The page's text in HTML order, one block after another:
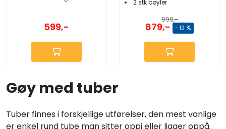
599,-
2 stk bøyler
999,-
879,- -12 %
Gøy med tuber
Tuber finnes i forskjellige utførelser, den mest vanlige
er enkel rund tube man sitter oppi eller ligger oppå.